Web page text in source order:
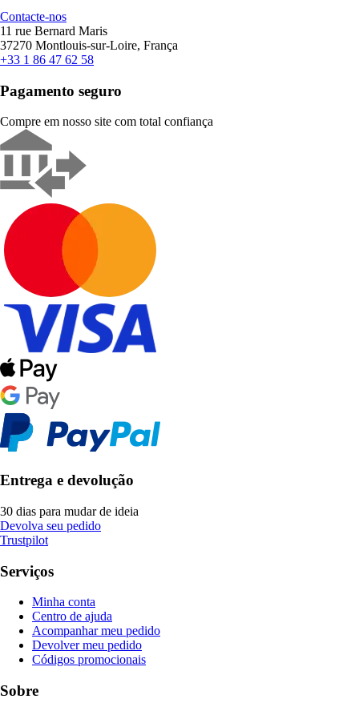
Contacte-nos
11 rue Bernard Maris
37270 Montlouis-sur-Loire, França
+33 1 86 47 62 58
Pagamento seguro
Compre em nosso site com total confiança
Entrega e devolução
30 dias para mudar de ideia
Devolva seu pedido
Trustpilot
Serviços
Minha conta
Centro de ajuda
Acompanhar meu pedido
Devolver meu pedido
Códigos promocionais
Sobre